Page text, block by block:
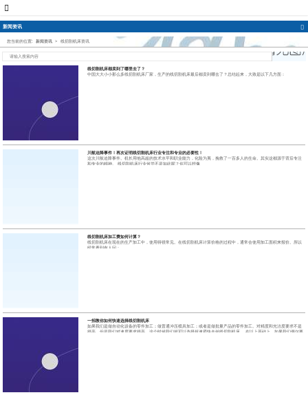
新闻资讯
您当前的位置: 新闻资讯 > 线切割机床资讯
线切割机床都卖到了哪里去了？
中国大大小小那么多线切割机床厂家，生产的线切割机床最后都卖到哪去了？总结起来，大致是以下几方面：
川航迫降事件！再次证明线切割机床行业专注和专业的必要性！
这次川航迫降事件。机长用他高超的技术水平和职业能力，化险为夷，挽救了一百多人的生命。其实这都源于背后专注
和专业的精神。 线切割机床行业何尝不是如此呢？你可以想像
线切割机床加工费如何计算？
线切割机床在现在的生产加工中，使用得很常见。在线切割机床计算价格的过程中，通常会使用加工面积来报价。所以
经常看到有人问：
一招教你如何快速选择线切割机床
如果我们是做自动化设备的零件加工；做普通冲压模具加工；或者是做批量产品的零件加工。对精度和光洁度要求不是
很高。但是我们对速度要求很高。这个时候我们就可以选择超速霸快走丝线切割机床。 在以上基础上，如果我们偶尔要